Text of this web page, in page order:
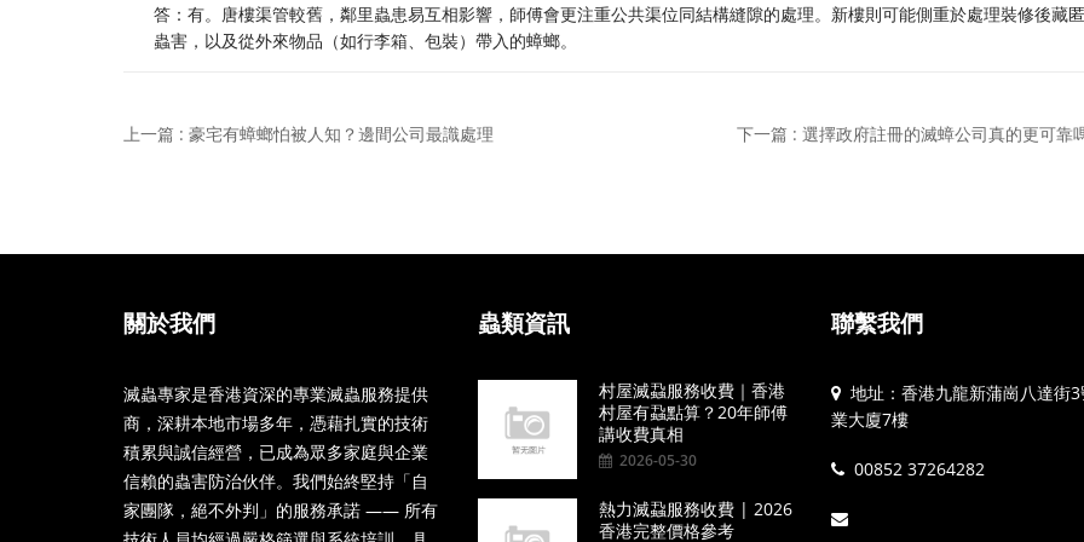
答：有。唐樓渠管較舊，鄰里蟲患易互相影響，師傅會更注重公共渠位同結構縫隙的處理。新樓則可能側重於處理裝修後藏
蟲害，以及從外來物品（如行李箱、包裝）帶入的蟑螂。
上一篇 : 豪宅有蟑螂怕被人知？邊間公司最識處理 下一篇 : 選擇政府註冊的滅蟑公司真的更可靠
關於我們
滅蟲專家是香港資深的專業滅蟲服務提供
商，深耕本地市場多年，憑藉扎實的技術
積累與誠信經營，已成為眾多家庭與企業
信賴的蟲害防治伙伴。我們始終堅持「自
家團隊，絕不外判」的服務承諾 —— 所有
蟲類資訊
村屋滅蝨服務收費｜香港
村屋有蝨點算？20年師傅
講收費真相
2026-05-30
熱力滅蝨服務收費 | 2026
香港完整價格參考
聯繫我們
地址：香港九龍新蒲崗八達街
業大廈7樓
00852 37264282